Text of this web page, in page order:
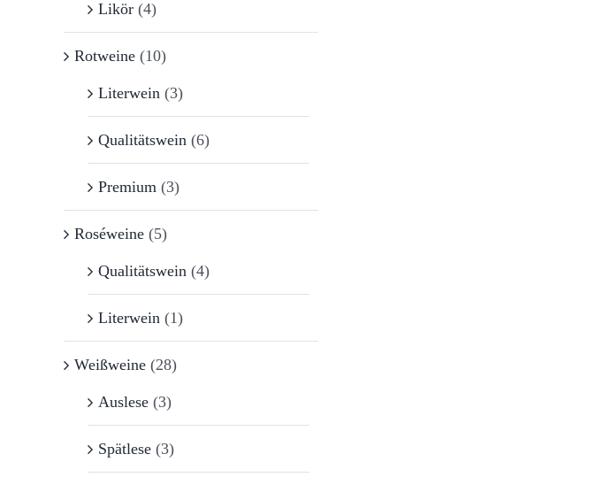
Likör (4)
Rotweine (10)
Literwein (3)
Qualitätswein (6)
Premium (3)
Roséweine (5)
Qualitätswein (4)
Literwein (1)
Weißweine (28)
Auslese (3)
Spätlese (3)